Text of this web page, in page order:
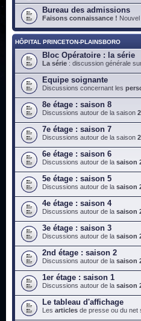
Bureau des admissions
Faisons connaissance !
HÔPITAL PRINCETON-PLAINSBORO
Bloc Opératoire : la série
La série : discussion générale
Equipe soignante
Discussions concernant les
8e étage : saison 8
Discussions autour de la saison
7e étage : saison 7
Discussions autour de la saison
6e étage : saison 6
Discussions autour de la saison
5e étage : saison 5
Discussions autour de la saison
4e étage : saison 4
Discussions autour de la saison
3e étage : saison 3
Discussions autour de la saison
2nd étage : saison 2
Discussions autour de la saison
1er étage : saison 1
Discussions autour de la saison
Le tableau d'affichage
Les articles de presse ou du net